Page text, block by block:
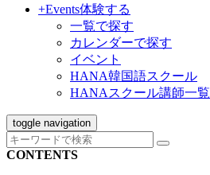
+Events体験する
一覧で探す
カレンダーで探す
イベント
HANA韓国語スクール
HANAスクール講師一覧
toggle navigation
CONTENTS